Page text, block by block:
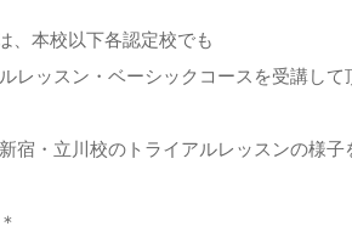
、本校以下各認定校でも
レッスン・ベーシックコースを受講して
宿・立川校のトライアルレッスンの様子